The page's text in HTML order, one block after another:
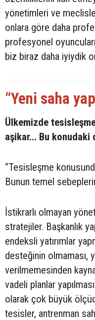
yönetimleri ve
onlara göre daha
profesyonel
biz biraz daha iyiydik
“Yeni saha
Ülkemizde
aşikar... Bu
“Tesisleşme
Bunun temel
İstikrarlı olmayan
stratejiler. Başkanlık
endeksli yatırımlar
desteğinin olmaması,
verilmemesinden
vadeli planlar
olarak çok büyük
tesisler, antrenman